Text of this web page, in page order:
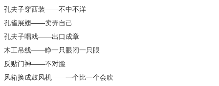
孔夫子穿西装——不中不洋
孔雀展翅——卖弄自己
孔夫子唱戏——出口成章
木工吊线——睁一只眼闭一只眼
反贴门神——不对脸
风箱换成鼓风机——一个比一个会吹